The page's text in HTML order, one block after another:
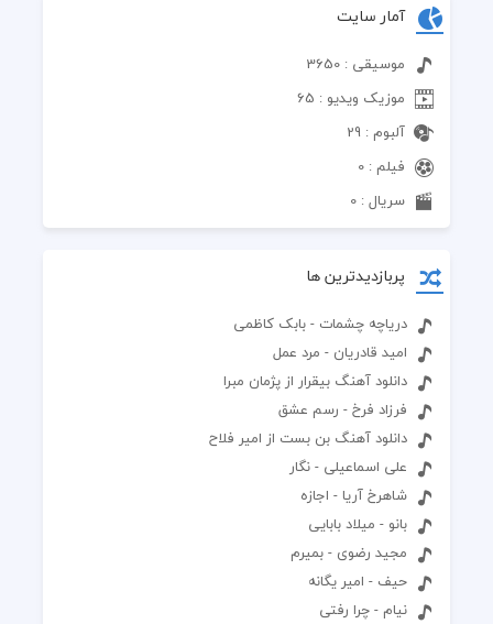
آمار سایت
موسیقی : 3650
موزیک ویدیو : 65
آلبوم : 29
فیلم : 0
سریال : 0
پربازدیدترین ها
دریاچه چشمات - بابک کاظمی
امید قادریان - مرد عمل
دانلود آهنگ بیقرار از پژمان مبرا
فرزاد فرخ - رسم عشق
دانلود آهنگ بن بست از امیر فلاح
علی اسماعیلی - نگار
شاهرخ آریا - اجازه
بانو - میلاد بابایی
مجید رضوی - بمیرم
حیف - امیر یگانه
نیام - چرا رفتی